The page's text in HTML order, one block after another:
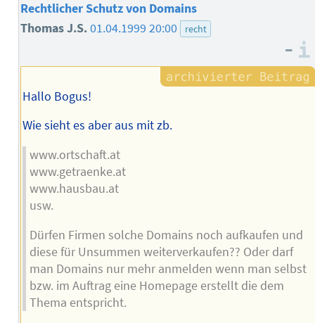
Rechtlicher Schutz von Domains
Thomas J.S.01.04.1999 20:00 recht
–
Hallo Bogus!
Wie sieht es aber aus mit zb.
www.ortschaft.at
www.getraenke.at
www.hausbau.at
usw.
Dürfen Firmen solche Domains noch aufkaufen und
diese für Unsummen weiterverkaufen?? Oder darf
man Domains nur mehr anmelden wenn man selbst
bzw. im Auftrag eine Homepage erstellt die dem
Thema entspricht.